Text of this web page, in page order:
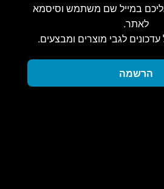
במייל שם משתמש וסיסמא
לאתר.
לגבי מוצרים ומבצעים.
הרשמה